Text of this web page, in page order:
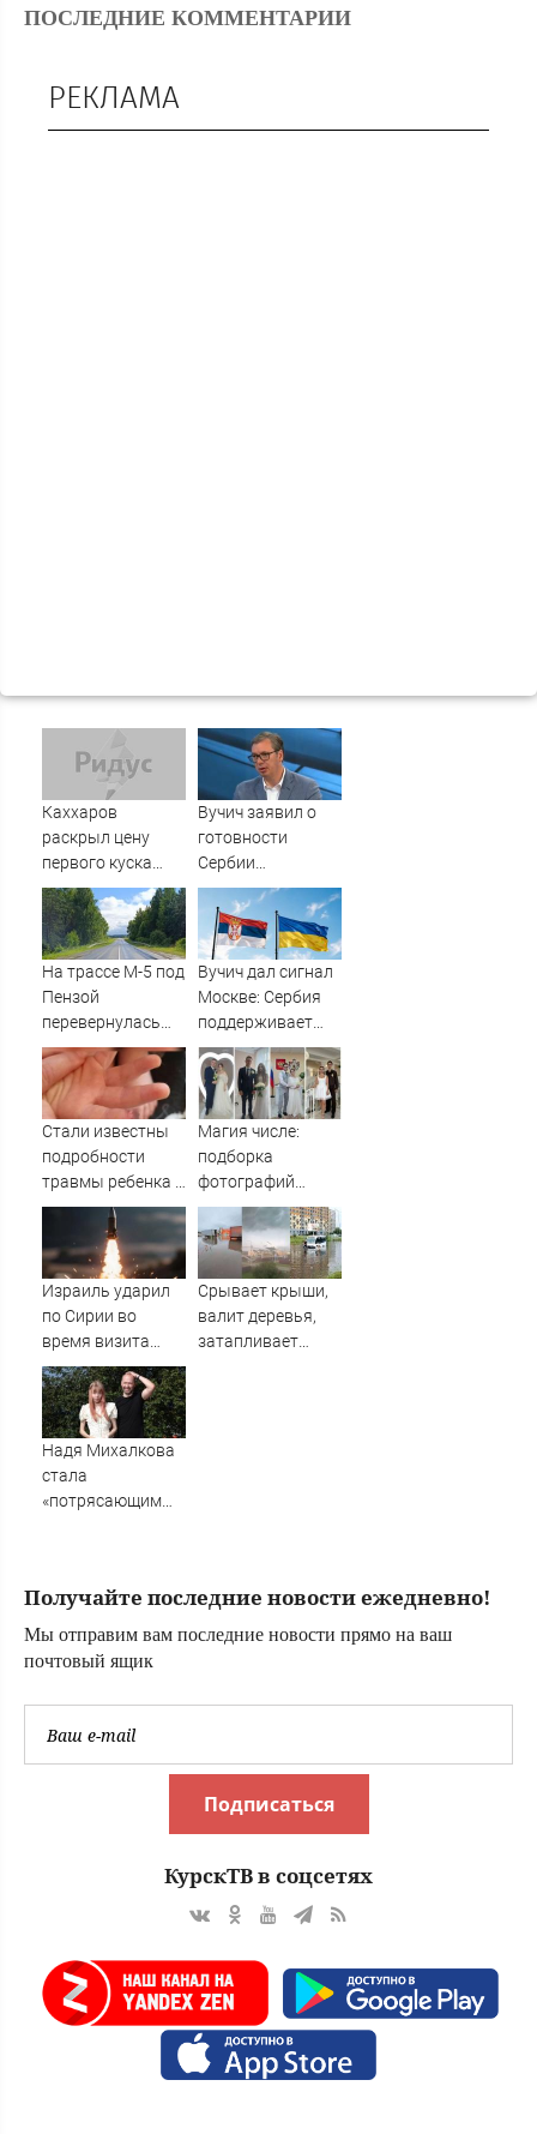
ПОСЛЕДНИЕ КОММЕНТАРИИ
РЕКЛАМА
Каххаров
раскрыл цену
первого куска
торта Клавы Коки
и Масленникова
Вучич заявил о
готовности
Сербии
содействовать
интеграции
Украины в
Евросоюз -
Новости на
На трассе М-5 под
Пензой
перевернулась
фура - Столица58
Вучич дал сигнал
Москве: Сербия
поддерживает
территориальную
целостность
Украины
Стали известны
подробности
травмы ребенка в
детсаду
Магия числе:
подборка
фотографий
рязанских свадеб
08.08.2026
Израиль ударил
по Сирии во
время визита
главы МИД
Турции
Срывает крыши,
валит деревья,
затапливает
Надя Михалкова
стала
«потрясающим
Грозном в начале
Получайте последние новости ежедневно!
Мы отправим вам последние новости прямо на ваш
почтовый ящик
Подписаться
КурскТВ в соцсетях